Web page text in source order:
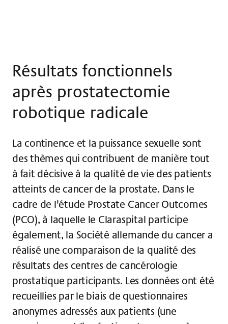
Résultats fonctionnels
après prostatectomie
robotique radicale
La continence et la puissance sexuelle sont
des thèmes qui contribuent de manière tout
à fait décisive à la qualité de vie des patients
atteints de cancer de la prostate. Dans le
cadre de l'étude Prostate Cancer Outcomes
(PCO), à laquelle le Claraspital participe
également, la Société allemande du cancer a
réalisé une comparaison de la qualité des
résultats des centres de cancérologie
prostatique participants. Les données ont été
recueillies par le biais de questionnaires
anonymes adressés aux patients (une